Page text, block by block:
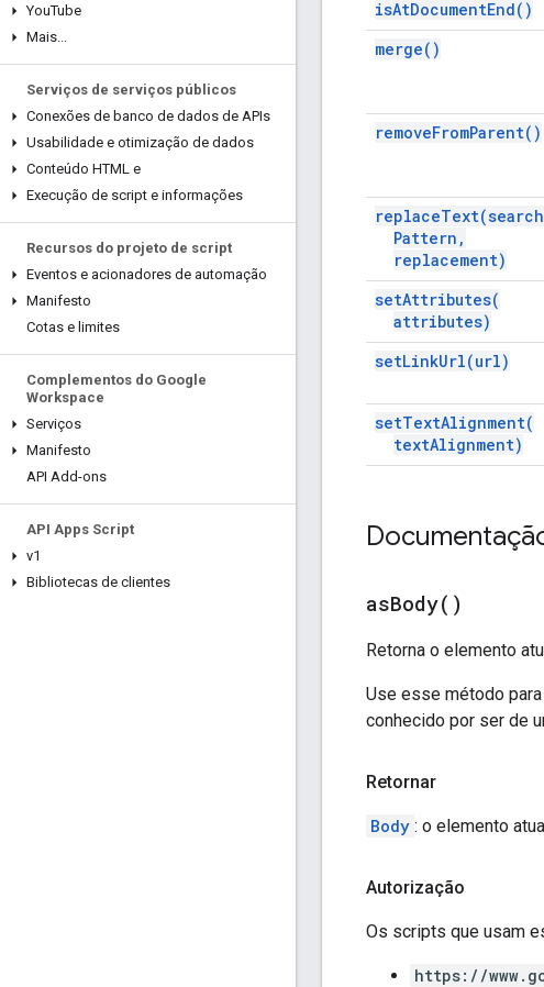
YouTube
Mais...
Serviços de serviços públicos
Conexões de banco de dados de APIs
Usabilidade e otimização de dados
Conteúdo HTML e
Execução de script e informações
Recursos do projeto de script
Eventos e acionadores de automação
Manifesto
Cotas e limites
Complementos do Google
Workspace
Serviços
Manifesto
API Add-ons
API Apps Script
v1
Bibliotecas de clientes
isAtDocumentEnd( )
merge( )
removeFromParent( )
replaceText(search
Pattern ,
replacement)
setAttributes(
attributes)
setLinkUrl(url)
setTextAlignment(
textAlignment)
asBody( )
Retorna o elemento
Use esse método
conhecido por ser de
Retornar
Body : o elemento
Autorização
Os scripts que usam
https://